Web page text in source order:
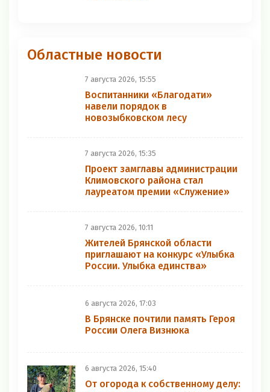
Областные новости
7 августа 2026, 15:55
Воспитанники «Благодати»
навели порядок в
новозыбковском лесу
7 августа 2026, 15:35
Проект замглавы администрации
Климовского района стал
лауреатом премии «Служение»
7 августа 2026, 10:11
Жителей Брянской области
приглашают на конкурс «Улыбка
России. Улыбка единства»
6 августа 2026, 17:03
В Брянске почтили память Героя
России Олега Визнюка
6 августа 2026, 15:40
От огорода к собственному делу: